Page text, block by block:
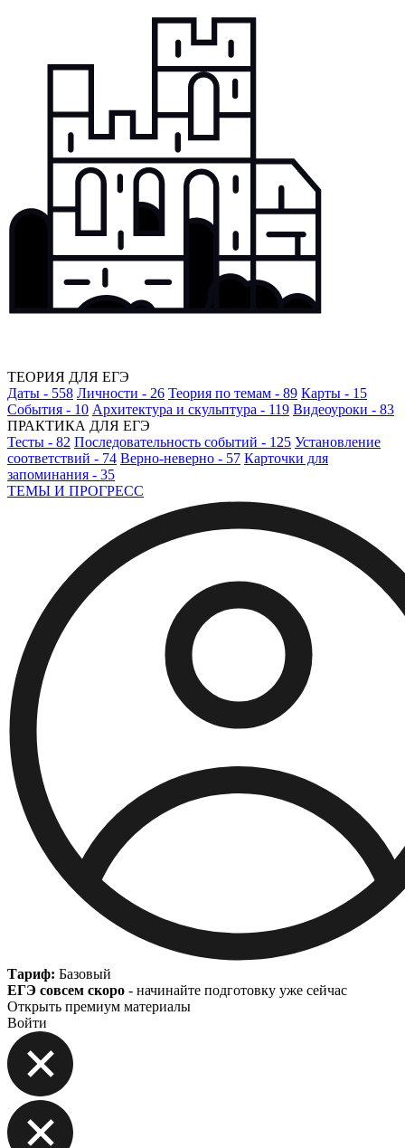
ТЕОРИЯ ДЛЯ ЕГЭ
Даты - 558 Личности - 26 Теория по темам - 89 Карты - 15
События - 10 Архитектура и скульптура - 119 Видеоуроки - 83
ПРАКТИКА ДЛЯ ЕГЭ
Тесты - 82 Последовательность событий - 125 Установление
соответствий - 74 Верно-неверно - 57 Карточки для
запоминания - 35
ТЕМЫ И ПРОГРЕСС
Тариф: Базовый
ЕГЭ совсем скоро - начинайте подготовку уже сейчас
Открыть премиум материалы
Войти